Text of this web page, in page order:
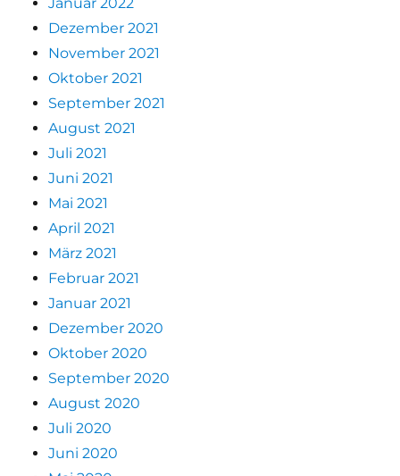
Januar 2022
Dezember 2021
November 2021
Oktober 2021
September 2021
August 2021
Juli 2021
Juni 2021
Mai 2021
April 2021
März 2021
Februar 2021
Januar 2021
Dezember 2020
Oktober 2020
September 2020
August 2020
Juli 2020
Juni 2020